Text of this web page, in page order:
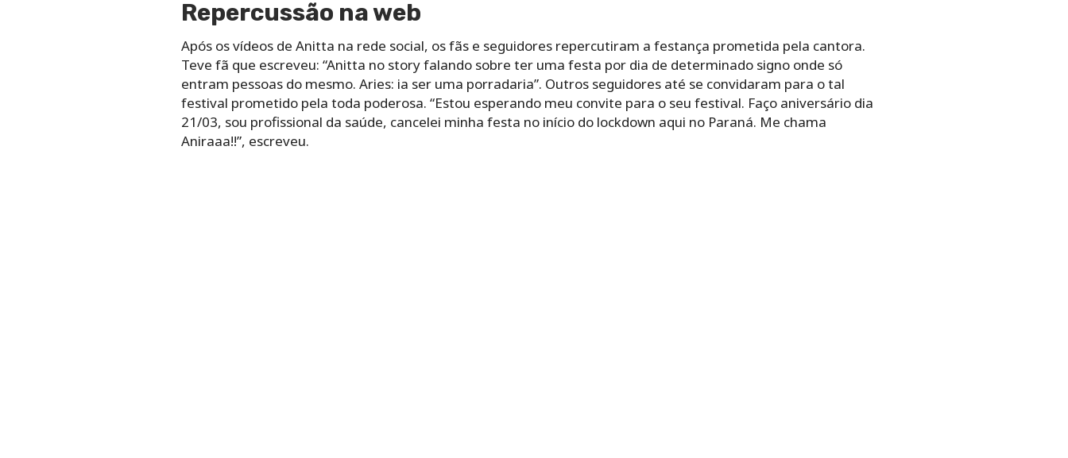
Repercussão na web
Após os vídeos de Anitta na rede social, os fãs e seguidores repercutiram a festança prometida pela cantora.
Teve fã que escreveu: “Anitta no story falando sobre ter uma festa por dia de determinado signo onde só
entram pessoas do mesmo. Aries: ia ser uma porradaria”. Outros seguidores até se convidaram para o tal
festival prometido pela toda poderosa. “Estou esperando meu convite para o seu festival. Faço aniversário dia
21/03, sou profissional da saúde, cancelei minha festa no início do lockdown aqui no Paraná. Me chama
Aniraaa!!”, escreveu.